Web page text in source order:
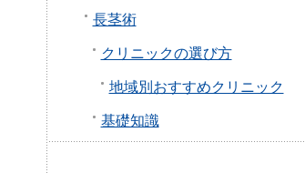
長茎術
クリニックの選び方
地域別おすすめクリニック
基礎知識